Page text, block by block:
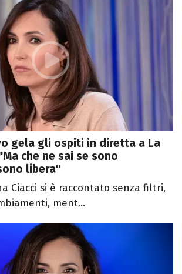
gela gli ospiti in diretta a La
che ne sai se sono
libera"
Ciacci si è raccontato senza filtri,
ment...